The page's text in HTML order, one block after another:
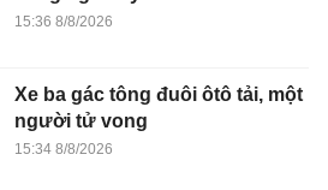
15:36 8/8/2026
Xe ba gác tông đuôi ôtô tải, một
người tử vong
15:34 8/8/2026